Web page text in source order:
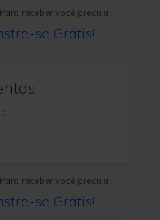
Para receber você precisa
se Grátis!
Para receber você precisa
se Grátis!